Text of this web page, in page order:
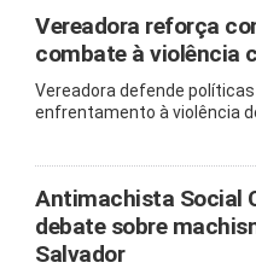
Vereadora reforça
combate à violência
Vereadora defende
enfrentamento à violência
Antimachista Social
debate sobre
Salvador